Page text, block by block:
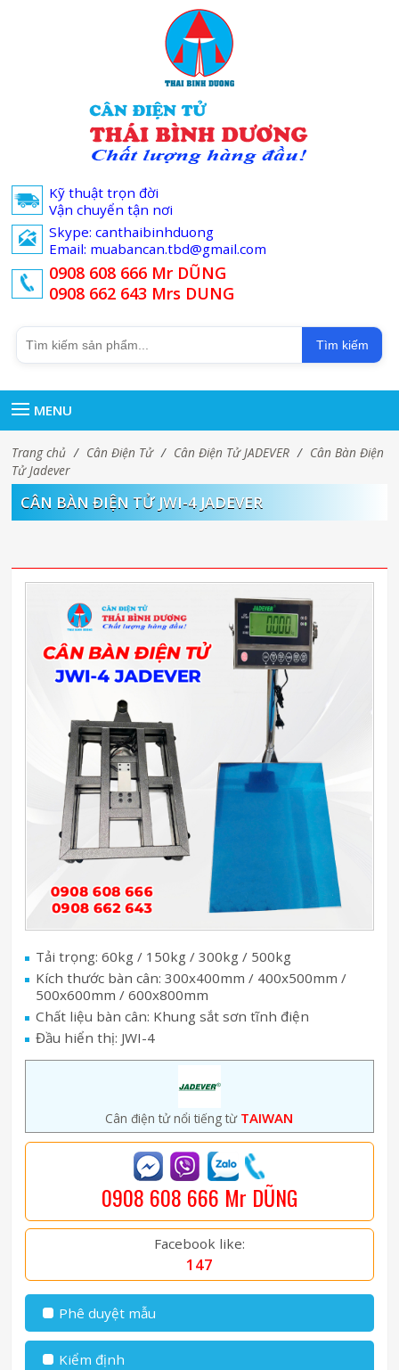
Kỹ thuật trọn đời
Vận chuyển tận nơi
Skype: canthaibinhduong
Email: muabancan.tbd@gmail.com
0908 608 666 Mr DŨNG
0908 662 643 Mrs DUNG
Tìm kiếm
MENU
Trang chủ / Cân Điện Tử / Cân Điện Tử JADEVER / Cân Bàn Điện
Tử Jadever
CÂN BÀN ĐIỆN TỬ JWI-4 JADEVER
Tải trọng: 60kg / 150kg / 300kg / 500kg
Kích thước bàn cân: 300x400mm / 400x500mm /
500x600mm / 600x800mm
Chất liệu bàn cân: Khung sắt sơn tĩnh điện
Đầu hiển thị: JWI-4
Cân điện tử nổi tiếng từ TAIWAN
0908 608 666 Mr DŨNG
Facebook like:
147
Phê duyệt mẫu
Kiểm định